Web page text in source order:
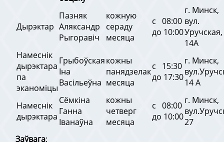
Дырэктар
Пазняк
Аляксандр
Рыгоравіч
кожную
сераду
месяца
с 08:00
до 10:00
г. Минск,
вул.
Уручская,
14А
Намеснік
дырэктара
па
эканоміцы
Грыбоўская
Іна
Васільеўна
кожны
панядзелак
месяца
с 15:30
до 17:30
г. Минск,
14 А
Намеснік
дырэктара
Сёмкіна
Ганна
Іванаўна
кожны
четверг
месяца
с 08:00
до 10:00
г. Минск,
27
Заўвага: